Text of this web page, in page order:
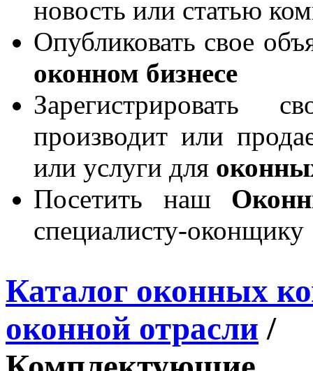
новость или статью
Опубликовать свое
оконном бизнесе
производит или
или услуги для
Посетить наш
специалисту-оконщику
Каталог оконных
оконной отрасли /